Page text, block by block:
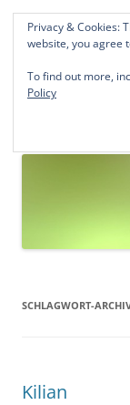
SCHLAGWORT-
Kilian
Privacy & Cookies:
website, you agree
To find out more,
Policy